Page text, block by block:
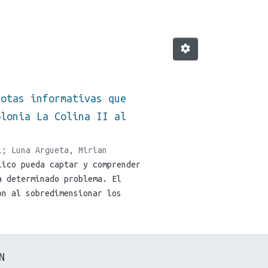
informativas que
La Colina II al
; Luna Argueta, Mirian
pueda captar y comprender
problema. El
al sobredimensionar los
a las notas informativas
EN ENERO DEL 2001. Ante